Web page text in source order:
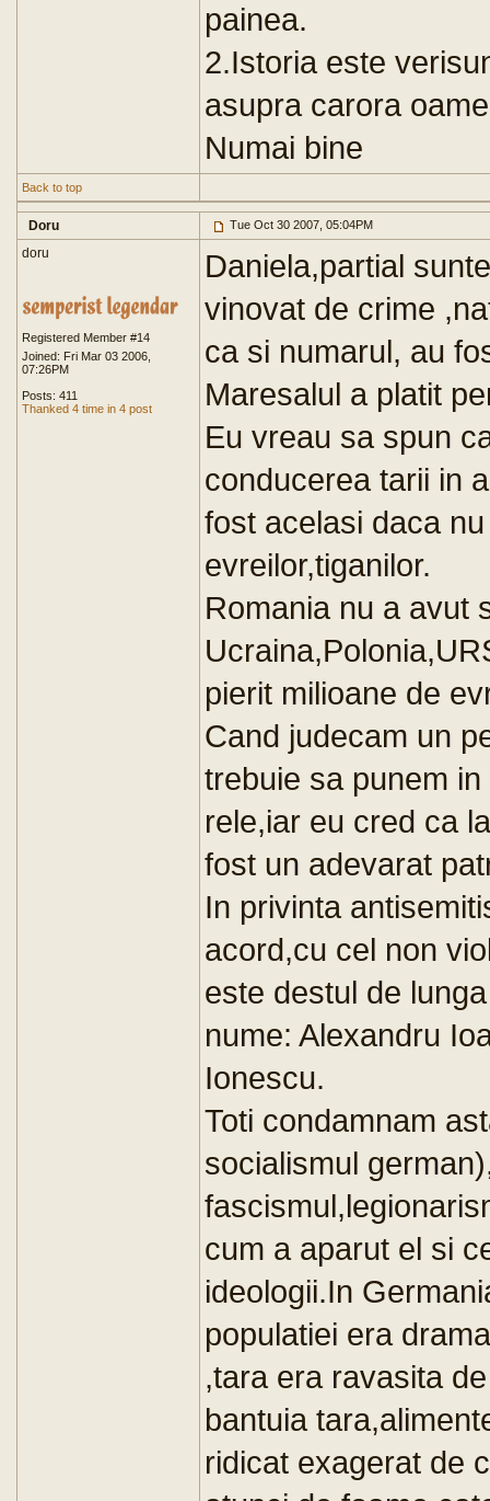
painea.
2.Istoria este
asupra carora
Numai bine
Back to top
Doru Tue Oct 30 2007, 05:04PM
doru
Registered Member #14
Joined: Fri Mar 03 2006,
07:26PM
Posts: 411
Thanked 4 time in 4 post
Daniela,partial
vinovat de crime
ca si numarul, au
Maresalul a platit
Eu vreau sa spun
conducerea tarii in
fost acelasi daca
evreilor,tiganilor.
Romania nu a avut
pierit milioane de
Cand judecam un
trebuie sa punem
rele,iar eu cred ca
fost un adevarat
In privinta
acord,cu cel non
este destul de
nume: Alexandru
Ionescu.
Toti condamnam
socialismul
cum a aparut el si
ideologii.In
populatiei era
,tara era ravasita
bantuia
ridicat exagerat de